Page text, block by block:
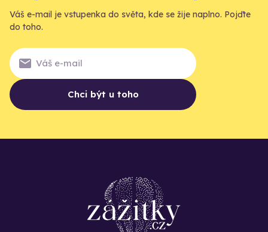
Váš e-mail je vstupenka do světa, kde se žije naplno. Pojďte
do toho.
Chci být u toho